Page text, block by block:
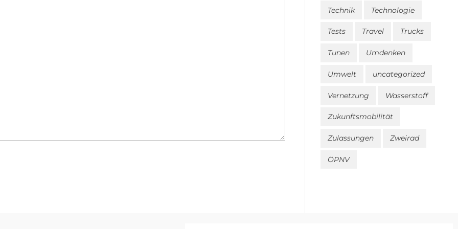
Technik Technologie
Tests Travel Trucks
Tunen Umdenken
Umwelt uncategorized
Vernetzung Wasserstoff
Zukunftsmobilität
Zulassungen Zweirad
ÖPNV